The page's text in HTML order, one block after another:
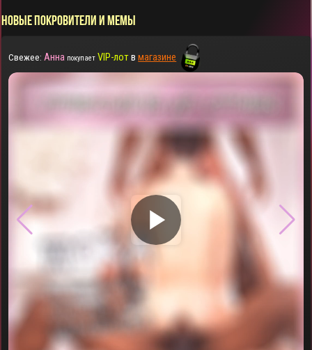
НОВЫЕ ПОКРОВИТЕЛИ И МЕМЫ
Свежее: Анна покупает VIP-лотвмагазине
▶